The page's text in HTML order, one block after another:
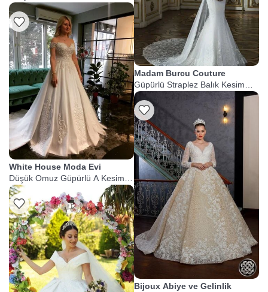
Gelinlik
White House Moda Evi
Düşük Omuz Güpürlü A Kesim
Gelinlik
Madam Burcu Couture
Güpürlü Straplez Balık Kesim
Gelinlik
Bijoux Abiye ve Gelinlik